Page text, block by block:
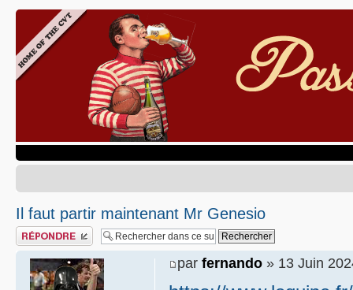
Il faut partir maintenant Mr Genesio
Publier une réponse
par fernando » 13 Juin